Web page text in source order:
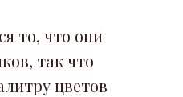
то, что они
так что
цветов